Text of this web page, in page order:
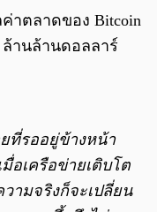
าตลาดของ Bitcoin
านล้านดอลลาร์
ที่รออยู่ข้างหน้า
อเครือข่ายเติบโต
ามจริงก็จะเปลี่ยน